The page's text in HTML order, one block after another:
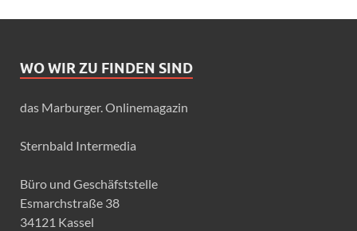
WO WIR ZU FINDEN SIND
das Marburger. Onlinemagazin
Sternbald Intermedia
Büro und Geschäfststelle
Esmarchstraße 38
34121 Kassel